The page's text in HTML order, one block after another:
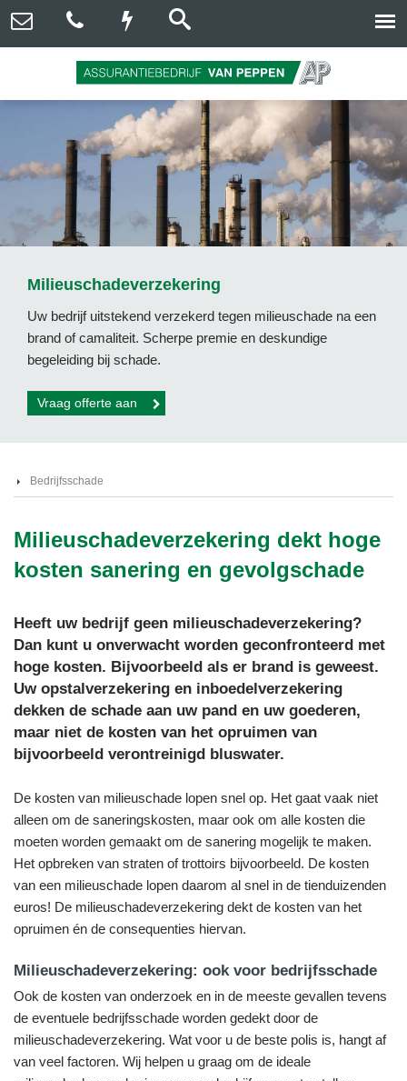
Milieuschadeverzekering
Uw bedrijf uitstekend verzekerd tegen milieuschade na een
brand of camaliteit. Scherpe premie en deskundige
begeleiding bij schade.
Vraag offerte aan
Bedrijfsschade
Milieuschadeverzekering dekt hoge
kosten sanering en gevolgschade
Heeft uw bedrijf geen milieuschadeverzekering?
Dan kunt u onverwacht worden geconfronteerd met
hoge kosten. Bijvoorbeeld als er brand is geweest.
Uw opstalverzekering en inboedelverzekering
dekken de schade aan uw pand en uw goederen,
maar niet de kosten van het opruimen van
bijvoorbeeld verontreinigd bluswater.
De kosten van milieuschade lopen snel op. Het gaat vaak niet
alleen om de saneringskosten, maar ook om alle kosten die
moeten worden gemaakt om de sanering mogelijk te maken.
Het opbreken van straten of trottoirs bijvoorbeeld. De kosten
van een milieuschade lopen daarom al snel in de tienduizenden
euros! De milieuschadeverzekering dekt de kosten van het
opruimen én de consequenties hiervan.
Milieuschadeverzekering: ook voor bedrijfsschade
Ook de kosten van onderzoek en in de meeste gevallen tevens
de eventuele bedrijfsschade worden gedekt door de
milieuschadeverzekering. Wat voor u de beste polis is, hangt af
van veel factoren. Wij helpen u graag om de ideale